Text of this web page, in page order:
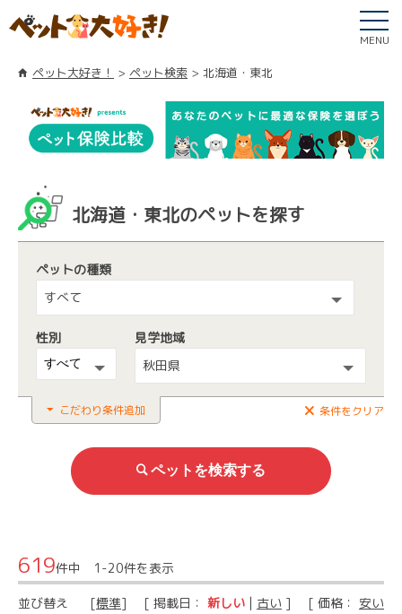
MENU
ペット大好き！ ペット検索 北海道・東北
北海道・東北のペットを探す
ペットの種類
すべて
性別
見学地域
秋田県
こだわり条件追加 条件をクリア
619件中 1-20件を表示
並び替え [標準] [ 掲載日： 新しい | 古い ] [ 価格： 安い